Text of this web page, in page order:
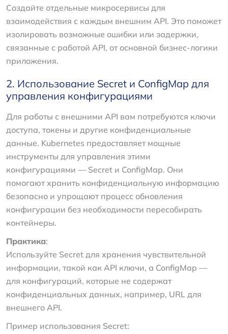
Создайте отдельные микросервисы для
взаимодействия с каждым внешним API. Это поможет
изолировать возможные ошибки или задержки,
связанные с работой API, от основной бизнес-логики
приложения.
2. Использование Secret и ConfigMap для
управления конфигурациями
Для работы с внешними API вам потребуются ключи
доступа, токены и другие конфиденциальные
данные. Kubernetes предоставляет мощные
инструменты для управления этими
конфигурациями — Secret и ConfigMap. Они
помогают хранить конфиденциальную информацию
безопасно и упрощают процесс обновления
конфигурации без необходимости пересобирать
контейнеры.
Практика:
Используйте Secret для хранения чувствительной
информации, такой как API ключи, а ConfigMap —
для конфигураций, которые не содержат
конфиденциальных данных, например, URL для
внешнего API.
Пример использования Secret: